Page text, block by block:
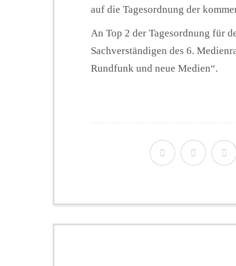
auf die Tagesordnung der
An Top 2 der Tagesordnung für
Sachverständigen des 6.
Rundfunk und neue Medien“.